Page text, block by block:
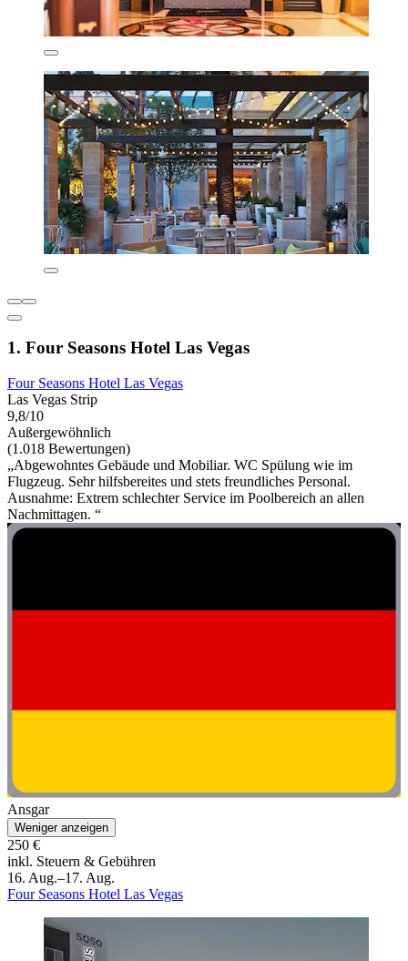
1. Four Seasons Hotel Las Vegas
Four Seasons Hotel Las Vegas
Las Vegas Strip
9,8/10
Außergewöhnlich
(1.018 Bewertungen)
„Abgewohntes Gebäude und Mobiliar. WC Spülung wie im
Flugzeug. Sehr hilfsbereites und stets freundliches Personal.
Ausnahme: Extrem schlechter Service im Poolbereich an allen
Nachmittagen. “
Ansgar
Weniger anzeigen
250 €
inkl. Steuern & Gebühren
16. Aug.–17. Aug.
Four Seasons Hotel Las Vegas